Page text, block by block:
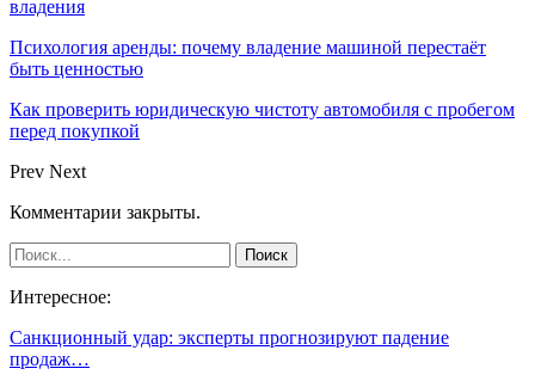
владения
Психология аренды: почему владение машиной перестаёт
быть ценностью
Как проверить юридическую чистоту автомобиля с пробегом
перед покупкой
Prev Next
Комментарии закрыты.
Интересное:
Санкционный удар: эксперты прогнозируют падение
продаж…